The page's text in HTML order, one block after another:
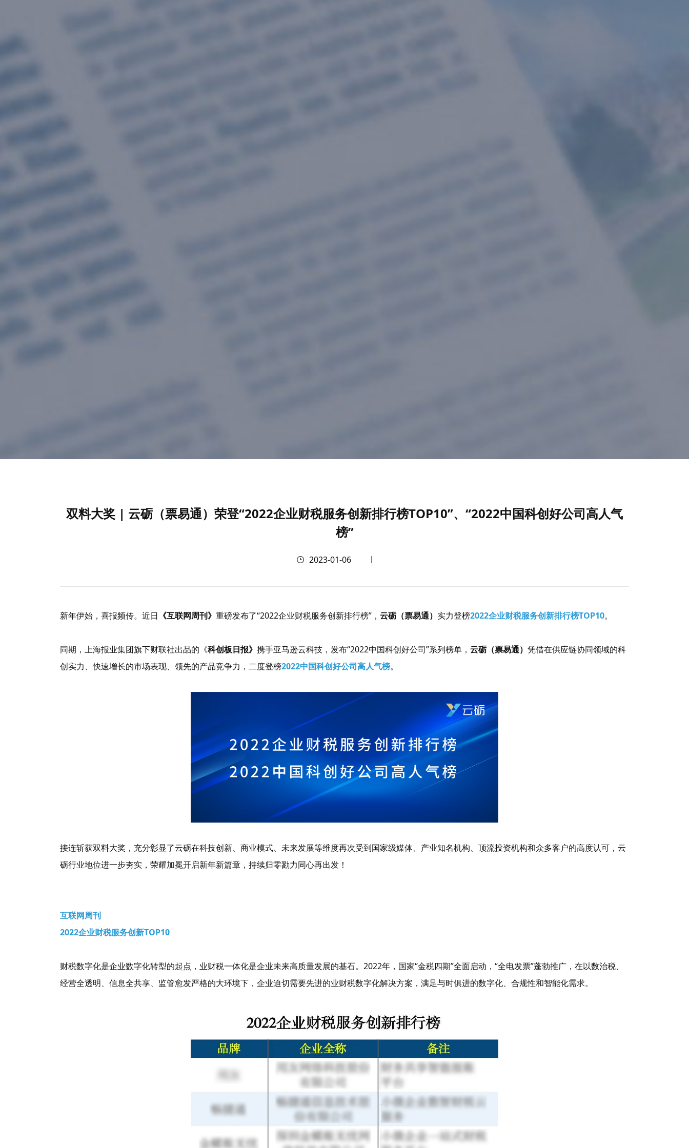
双料大奖 | 云砺（票易通）荣登“2022企业财税服务创新排行榜TOP10”、“2022中国科创好公司高人气
榜”
2023-01-06
新年伊始，喜报频传。近日 《互联网周刊》 重磅发布了“2022企业财税服务创新排行榜” ， 云砺（票易通） 实力登榜2022企业财税服务创新排行榜TOP10。
同期， 上海报业集团旗下财联社出品的《科创板日报》 携手亚马逊云科技 ， 发布“2022中国科创好公司”系列榜单， 云砺（票易通） 凭借在供应链协同领域的科
创实力、快速增长的市场表现、领先的产品竞争力，二度登榜2022中国科创好公司高人气榜。
接连斩获双料大奖， 充分彰显了云砺在科技创新、商业模式、未来发展等维度再次受到国家级媒体、产业知名机构、顶流投资机构和众多客户的高度认可，云
砺行业地位进一步夯实，荣耀加冕开启新年新篇章，持续归零勠力同心再出发 ！
互联网周刊
2022企业财税服务创新TOP10
财税数字化是企业数字化转型的起点，业财税一体化是企业未来高质量发展的基石。2022年，国家“金税四期”全面启动，“全电发票”蓬勃推广，在以数治税、
经营全透明、信息全共享、监管愈发严格的大环境下，企业迫切需要先进的业财税数字化解决方案，满足与时俱进的数字化、合规性和智能化需求。